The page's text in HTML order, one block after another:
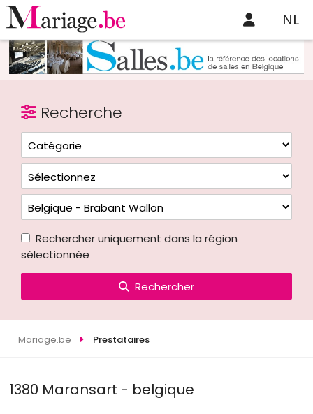
NL
Recherche
Rechercher uniquement dans la région
sélectionnée
Rechercher
Mariage.be Prestataires
1380 Maransart - belgique